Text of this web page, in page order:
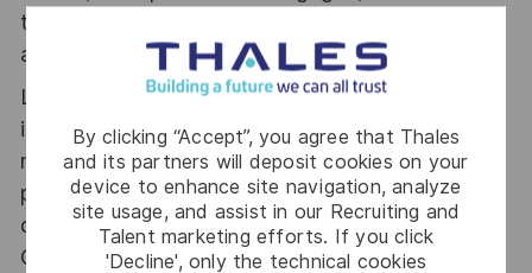
By clicking “Accept”, you agree that Thales
and its partners will deposit cookies on your
device to enhance site navigation, analyze
site usage, and assist in our Recruiting and
Talent marketing efforts. If you click
'Decline', only the technical cookies
tous les talents. La diversité est notre meilleur
atout. Postulez et rejoignez nous !
Le poste pouvant nécessiter d'accéder à des
informations relevant du secret de la défense
nationale, la personne retenue fera l'objet d'une
procédure d’habilitation, conformément aux
dispositions des articles R.2311-1 et suivants du
Code de la défense et de l’IGI 1300 SGDSN/PSE